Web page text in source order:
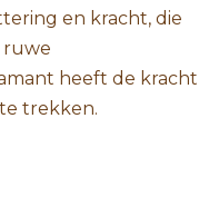
en kracht, die
ruwe
heeft de kracht
trekken.